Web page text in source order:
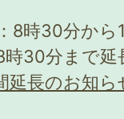
8時30分か
時30分まで
延長のお知ら